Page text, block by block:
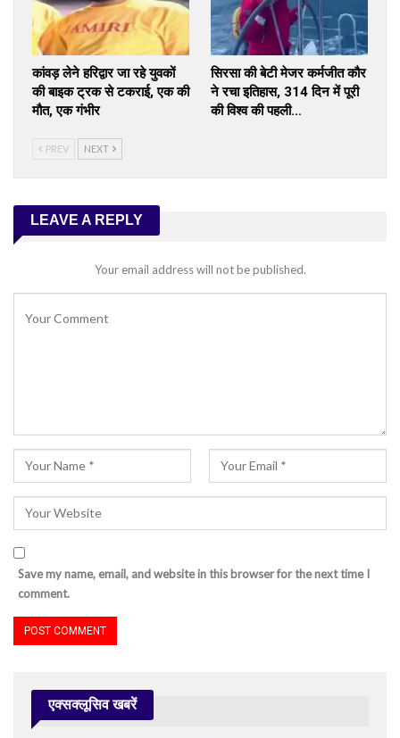
कांवड़ लेने हरिद्वार जा रहे युवकों
की बाइक ट्रक से टकराई, एक की
मौत, एक गंभीर
सिरसा की बेटी मेजर कर्मजीत कौर
ने रचा इतिहास, 314 दिन में पूरी
की विश्व की पहली…
PREV NEXT
LEAVE A REPLY
Your email address will not be published.
Save my name, email, and website in this browser for the next time I
comment.
एक्सक्लूसिव खबरें